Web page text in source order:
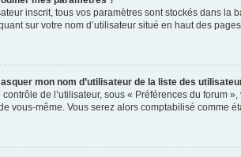
inscrit, tous vos paramètres sont stockés dans
sur votre nom d’utilisateur situé en haut des
mon nom d’utilisateur de la liste des
de l’utilisateur, sous « Préférences du forum
vous-même. Vous serez alors comptabilisé comme